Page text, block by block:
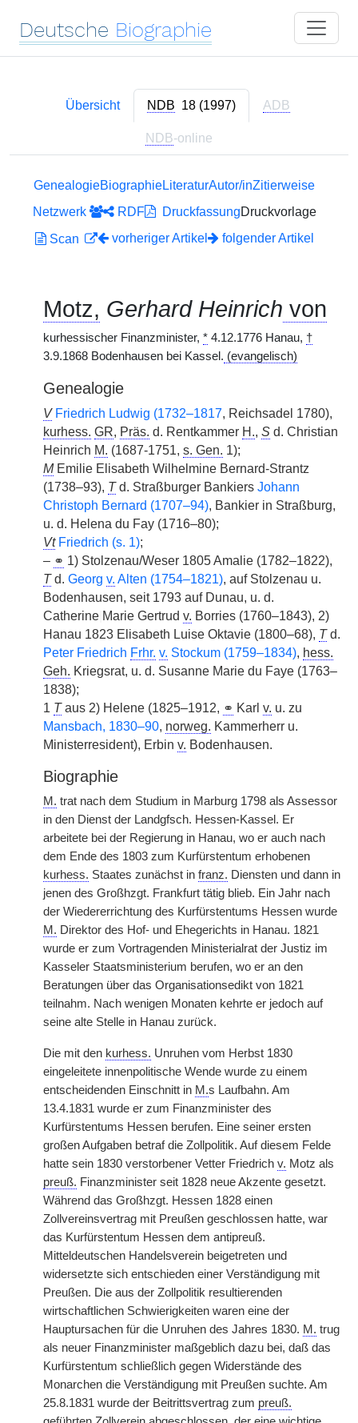
Deutsche Biographie
Übersicht NDB 18 (1997) ADB
NDB-online
GenealogieBiographieLiteraturAutor/inZitierweise
Netzwerk
RDF DruckfassungDruckvorlage
Scan
vorheriger Artikel folgender Artikel
Motz, Gerhard Heinrich von
kurhessischer Finanzminister, * 4.12.1776 Hanau, †
3.9.1868 Bodenhausen bei Kassel. (evangelisch)
Genealogie
V Friedrich Ludwig (1732–1817, Reichsadel 1780),
kurhess. GR, Präs. d. Rentkammer H., S d. Christian
Heinrich M. (1687-1751, s. Gen. 1);
MEmilie Elisabeth Wilhelmine Bernard-Strantz
(1738–93), Td. Straßburger Bankiers Johann
Christoph Bernard (1707–94), Bankier in Straßburg,
u. d. Helena du Fay (1716–80);
Vt Friedrich (s. 1);
– ⚭ 1) Stolzenau/Weser 1805 Amalie (1782–1822),
Td. Georg v. Alten (1754–1821), auf Stolzenau u.
Bodenhausen, seit 1793 auf Dunau, u. d.
Catherine Marie Gertrud v. Borries (1760–1843), 2)
Hanau 1823 Elisabeth Luise Oktavie (1800–68), Td.
Peter Friedrich Frhr. v. Stockum (1759–1834), hess.
Geh. Kriegsrat, u. d. Susanne Marie du Faye (1763–
1838);
1 Taus 2) Helene (1825–1912, ⚭ Karl v. u. zu
Mansbach, 1830–90, norweg. Kammerherr u.
Ministerresident), Erbin v. Bodenhausen.
Biographie
M. trat nach dem Studium in Marburg 1798 als Assessor
in den Dienst der Landgfsch. Hessen-Kassel. Er
arbeitete bei der Regierung in Hanau, wo er auch nach
dem Ende des 1803 zum Kurfürstentum erhobenen
kurhess. Staates zunächst in franz. Diensten und dann in
jenen des Großhzgt. Frankfurt tätig blieb. Ein Jahr nach
der Wiedererrichtung des Kurfürstentums Hessen wurde
M. Direktor des Hof- und Ehegerichts in Hanau. 1821
wurde er zum Vortragenden Ministerialrat der Justiz im
Kasseler Staatsministerium berufen, wo er an den
Beratungen über das Organisationsedikt von 1821
teilnahm. Nach wenigen Monaten kehrte er jedoch auf
seine alte Stelle in Hanau zurück.
Die mit den kurhess. Unruhen vom Herbst 1830
eingeleitete innenpolitische Wende wurde zu einem
entscheidenden Einschnitt in M.s Laufbahn. Am
13.4.1831 wurde er zum Finanzminister des
Kurfürstentums Hessen berufen. Eine seiner ersten
großen Aufgaben betraf die Zollpolitik. Auf diesem Felde
hatte sein 1830 verstorbener Vetter Friedrich v. Motz als
preuß. Finanzminister seit 1828 neue Akzente gesetzt.
Während das Großhzgt. Hessen 1828 einen
Zollvereinsvertrag mit Preußen geschlossen hatte, war
das Kurfürstentum Hessen dem antipreuß.
Mitteldeutschen Handelsverein beigetreten und
widersetzte sich entschieden einer Verständigung mit
Preußen. Die aus der Zollpolitik resultierenden
wirtschaftlichen Schwierigkeiten waren eine der
Hauptursachen für die Unruhen des Jahres 1830. M. trug
als neuer Finanzminister maßgeblich dazu bei, daß das
Kurfürstentum schließlich gegen Widerstände des
Monarchen die Verständigung mit Preußen suchte. Am
25.8.1831 wurde der Beitrittsvertrag zum preuß.